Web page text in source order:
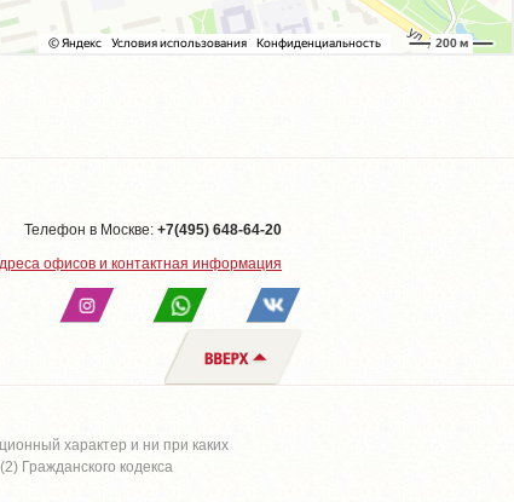
Телефон в Москве: +7(495) 648-64-20
офисов и контактная информация
характер и ни при каких
Гражданского кодекса